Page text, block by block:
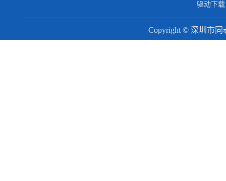
驱动下载
Copyright © 深圳市同